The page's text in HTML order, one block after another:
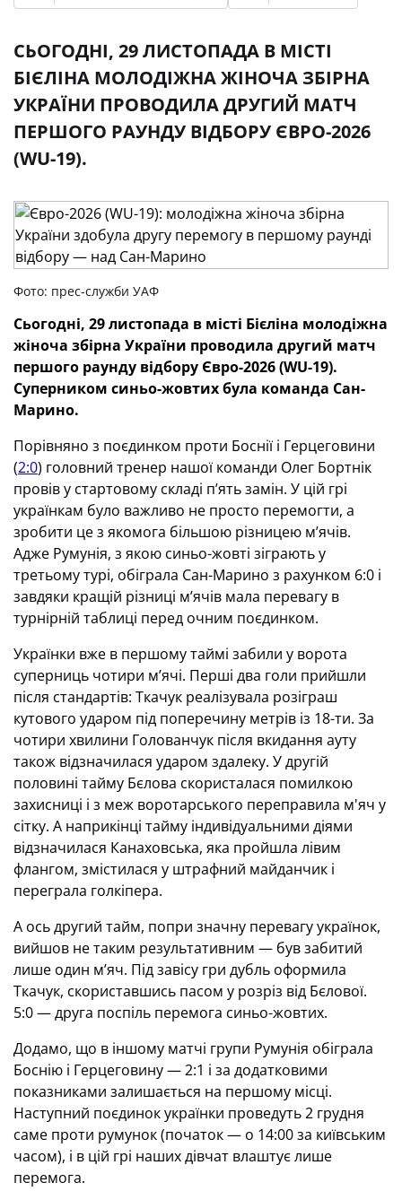
СЬОГОДНІ, 29 ЛИСТОПАДА В МІСТІ
БІЄЛІНА МОЛОДІЖНА ЖІНОЧА ЗБІРНА
УКРАЇНИ ПРОВОДИЛА ДРУГИЙ МАТЧ
ПЕРШОГО РАУНДУ ВІДБОРУ ЄВРО-2026
(WU-19).
Фото: прес-служби УАФ
Сьогодні, 29 листопада в місті Бієліна молодіжна
жіноча збірна України проводила другий матч
першого раунду відбору Євро-2026 (WU-19).
Суперником синьо-жовтих була команда Сан-
Марино.
Порівняно з поєдинком проти Боснії і Герцеговини
(2:0) головний тренер нашої команди Олег Бортнік
провів у стартовому складі п’ять замін. У цій грі
українкам було важливо не просто перемогти, а
зробити це з якомога більшою різницею м’ячів.
Адже Румунія, з якою синьо-жовті зіграють у
третьому турі, обіграла Сан-Марино з рахунком 6:0 і
завдяки кращій різниці м’ячів мала перевагу в
турнірній таблиці перед очним поєдинком.
Українки вже в першому таймі забили у ворота
суперниць чотири м’ячі. Перші два голи прийшли
після стандартів: Ткачук реалізувала розіграш
кутового ударом під поперечину метрів із 18-ти. За
чотири хвилини Голованчук після вкидання ауту
також відзначилася ударом здалеку. У другій
половині тайму Бєлова скористалася помилкою
захисниці і з меж воротарського переправила м'яч у
сітку. А наприкінці тайму індивідуальними діями
відзначилася Канаховська, яка пройшла лівим
флангом, змістилася у штрафний майданчик і
переграла голкіпера.
А ось другий тайм, попри значну перевагу українок,
вийшов не таким результативним — був забитий
лише один м’яч. Під завісу гри дубль оформила
Ткачук, скориставшись пасом у розріз від Бєлової.
5:0 — друга поспіль перемога синьо-жовтих.
Додамо, що в іншому матчі групи Румунія обіграла
Боснію і Герцеговину — 2:1 і за додатковими
показниками залишається на першому місці.
Наступний поєдинок українки проведуть 2 грудня
саме проти румунок (початок — о 14:00 за київським
часом), і в цій грі наших дівчат влаштує лише
перемога.